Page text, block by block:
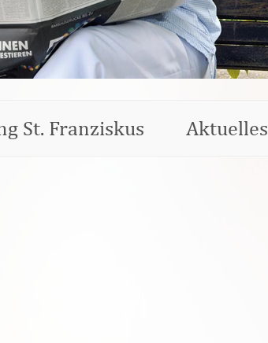
St. Franziskus Aktuelles